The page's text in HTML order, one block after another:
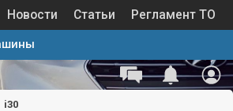
Новости Статьи Регламент ТО
Галерея
i30